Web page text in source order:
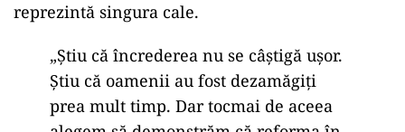
reprezintă singura cale.
„Știu că încrederea nu se câștigă ușor.
Știu că oamenii au fost dezamăgiți
prea mult timp. Dar tocmai de aceea